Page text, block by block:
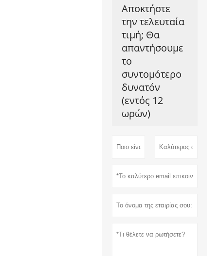
Αποκτήστε
την τελευταία
τιμή; Θα
απαντήσουμε
το
συντομότερο
δυνατόν
(εντός 12
ωρών)